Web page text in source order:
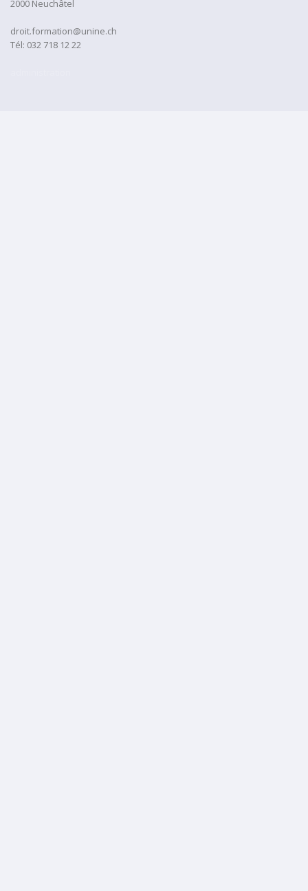
2000 Neuchâtel
droit.formation@unine.ch
Tél: 032 718 12 22